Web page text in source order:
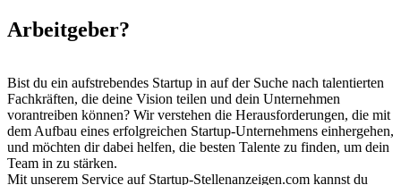
Arbeitgeber?
Bist du ein aufstrebendes Startup in auf der Suche nach talentierten
Fachkräften, die deine Vision teilen und dein Unternehmen
vorantreiben können? Wir verstehen die Herausforderungen, die mit
dem Aufbau eines erfolgreichen Startup-Unternehmens einhergehen,
und möchten dir dabei helfen, die besten Talente zu finden, um dein
Team in zu stärken.
Mit unserem Service auf Startup-Stellenanzeigen.com kannst du